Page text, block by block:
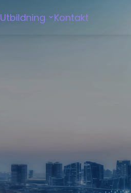
Utbildning Kontakt